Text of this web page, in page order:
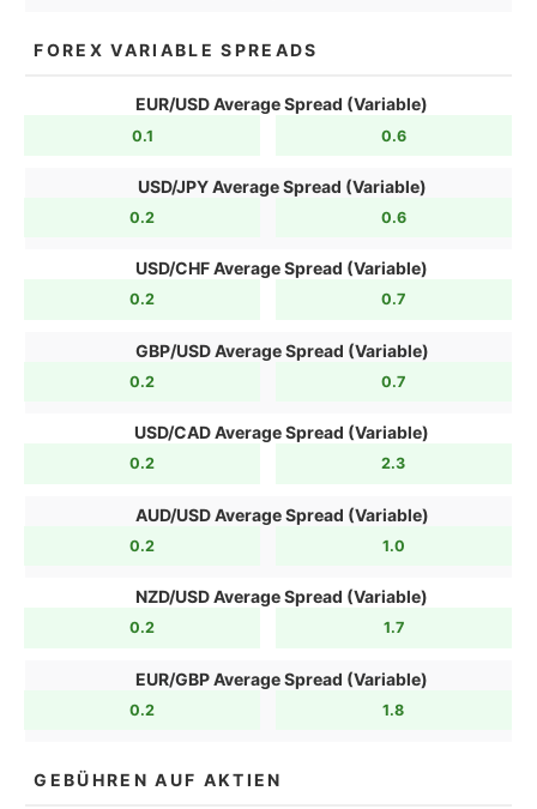
FOREX VARIABLE SPREADS
EUR/USD Average Spread (Variable)
0.1 0.6
USD/JPY Average Spread (Variable)
0.2 0.6
USD/CHF Average Spread (Variable)
0.2 0.7
GBP/USD Average Spread (Variable)
0.2 0.7
USD/CAD Average Spread (Variable)
0.2 2.3
AUD/USD Average Spread (Variable)
0.2 1.0
NZD/USD Average Spread (Variable)
0.2 1.7
EUR/GBP Average Spread (Variable)
0.2 1.8
GEBÜHREN AUF AKTIEN